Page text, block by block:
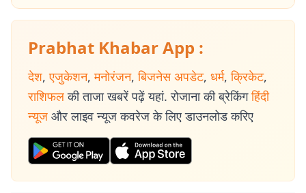
Prabhat Khabar App :
देश, एजुकेशन, मनोरंजन, बिजनेस अपडेट, धर्म, क्रिकेट,
राशिफल की ताजा खबरें पढ़ें यहां. रोजाना की ब्रेकिंग हिंदी
न्यूज और लाइव न्यूज कवरेज के लिए डाउनलोड करिए